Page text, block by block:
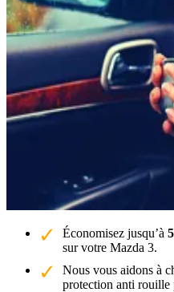
Économisez jusqu’à
sur votre Mazda 3.
Nous vous aidons à
protection anti rouille